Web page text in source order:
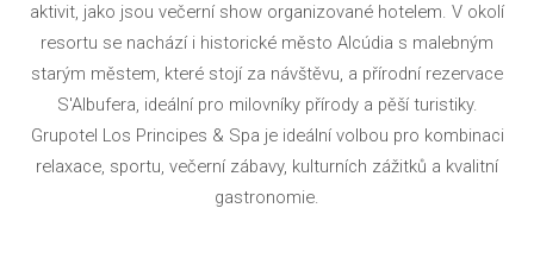
aktivit, jako jsou večerní show organizované hotelem. V okolí
resortu se nachází i historické město Alcúdia s malebným
starým městem, které stojí za návštěvu, a přírodní rezervace
S'Albufera, ideální pro milovníky přírody a pěší turistiky.
Grupotel Los Principes & Spa je ideální volbou pro kombinaci
relaxace, sportu, večerní zábavy, kulturních zážitků a kvalitní
gastronomie.